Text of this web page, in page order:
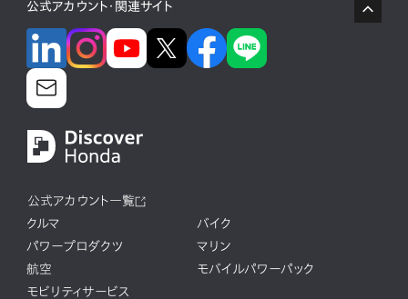
公式アカウント・関連サイト
公式アカウント一覧
クルマ
バイク
パワープロダクツ
マリン
航空
モバイルパワーパック
モビリティサービス